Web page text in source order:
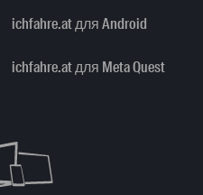
ichfahre.at для Android
ichfahre.at для Meta Quest